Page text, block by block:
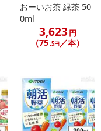
おーいお茶 緑茶 50
0ml
3,623円
（75 .5円 ／本）